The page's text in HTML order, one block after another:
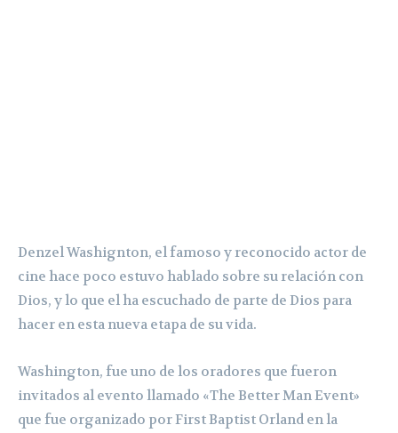
Denzel Washignton, el famoso y reconocido actor de
cine hace poco estuvo hablado sobre su relación con
Dios, y lo que el ha escuchado de parte de Dios para
hacer en esta nueva etapa de su vida.
Washington, fue uno de los oradores que fueron
invitados al evento llamado «The Better Man Event»
que fue organizado por First Baptist Orland en la